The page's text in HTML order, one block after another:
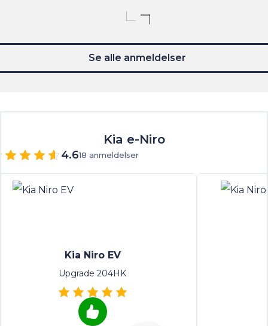
Se alle anmeldelser
Kia e-Niro
4.618 anmeldelser
Kia Niro EV
Upgrade 204HK